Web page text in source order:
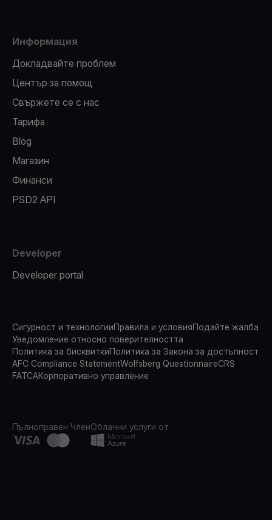
Информация
Докладвайте проблем
Център за помощ
Свържете се с нас
Тарифа
Blog
Магазин
Финанси
PSD2 API
Developer
Developer portal
Сигурност и технологииПравила и условияПодайте жалба
Уведомление относно поверителността
Политика за бисквиткиПолитика за Закона за достъпност
AFC Compliance StatementWolfsberg QuestionnaireCRS
FATCAКорпоративно управление
Пълноправен ЧленОблачни услуги от